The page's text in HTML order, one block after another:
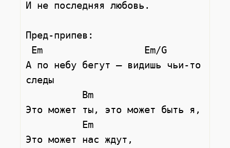
И не последняя любовь.
Пред-припев:
А по небу бегут – видишь чьи-то
следы
Это может ты, это может быть я,
Это может нас ждут,